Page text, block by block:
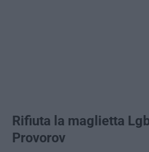
Rifiuta la maglietta
Provorov